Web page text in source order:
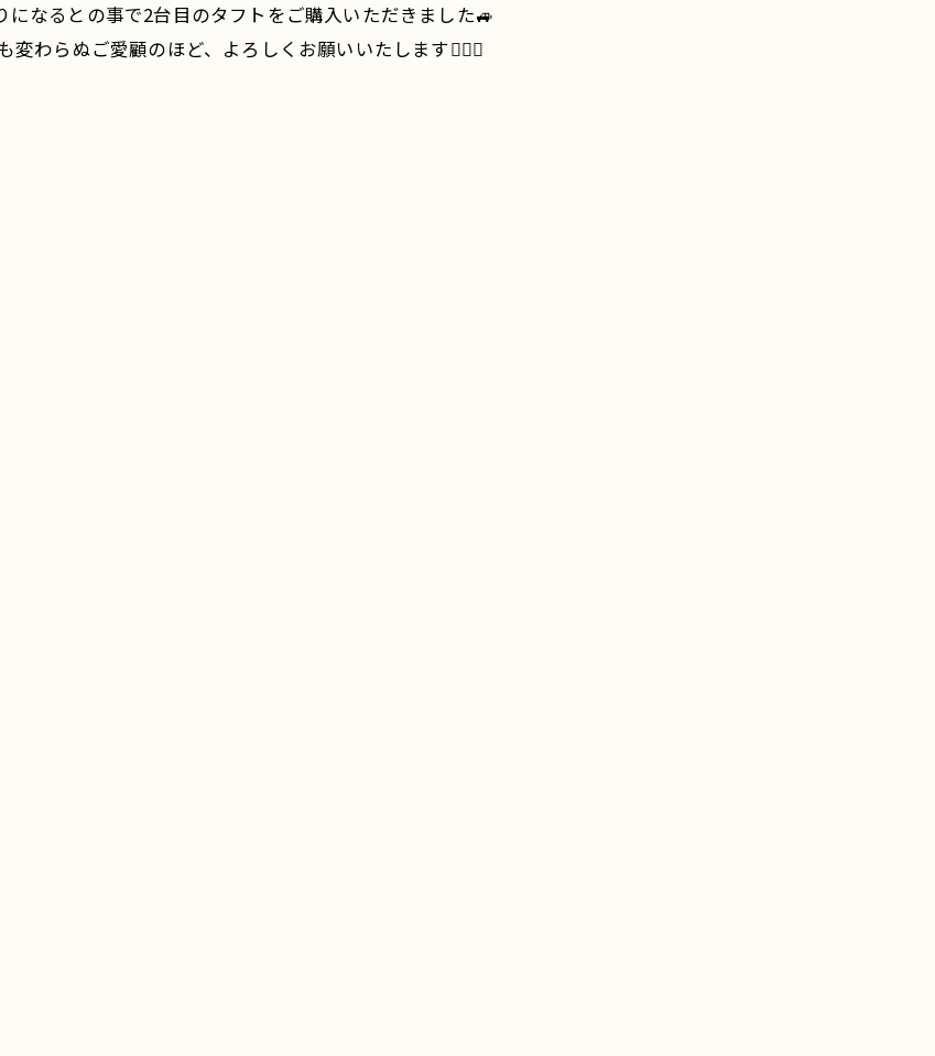
なるとの事で2台目のタフトをご購入いただきました🚙
わらぬご愛顧のほど、よろしくお願いいたします🙇🏻‍♂️